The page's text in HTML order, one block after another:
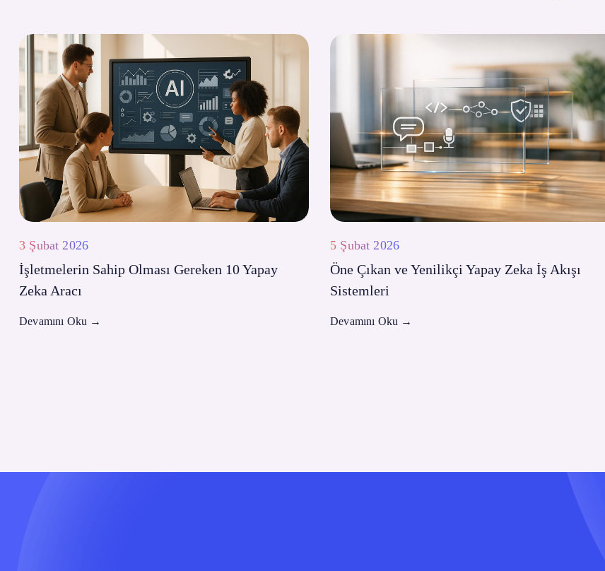
3 Şubat 2026
İşletmelerin Sahip Olması Gereken 10 Yapay
Zeka Aracı
Devamını Oku →
5 Şubat 2026
Öne Çıkan ve Yenilikçi Yapay Zeka İş Akışı
Sistemleri
Devamını Oku →